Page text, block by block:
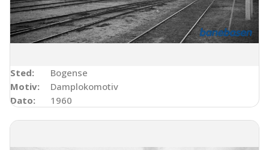
Sted:
Bogense
Motiv:
Damplokomotiv
Dato:
1960